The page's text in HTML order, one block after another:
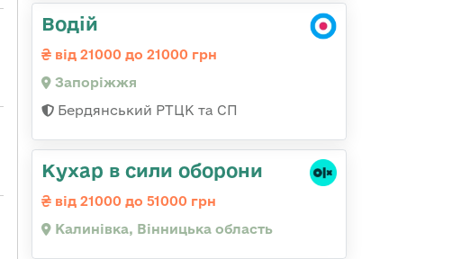
Водій
від 21000 до 21000 грн
Запоріжжя
Бердянський РТЦК та СП
Кухар в сили оборони
від 21000 до 51000 грн
Калинівка, Вінницька область